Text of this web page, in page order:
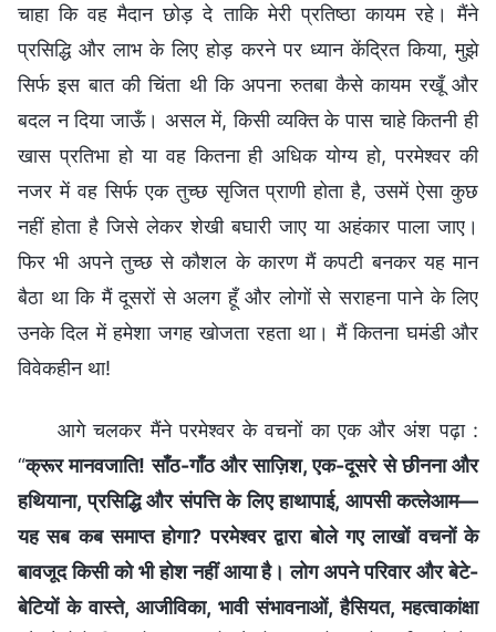
चाहा कि वह मैदान छोड़ दे ताकि मेरी प्रतिष्ठा कायम रहे। मैंने
प्रसिद्धि और लाभ के लिए होड़ करने पर ध्यान केंद्रित किया, मुझे
सिर्फ इस बात की चिंता थी कि अपना रुतबा कैसे कायम रखूँ और
बदल न दिया जाऊँ। असल में, किसी व्यक्ति के पास चाहे कितनी ही
खास प्रतिभा हो या वह कितना ही अधिक योग्य हो, परमेश्वर की
नजर में वह सिर्फ एक तुच्छ सृजित प्राणी होता है, उसमें ऐसा कुछ
नहीं होता है जिसे लेकर शेखी बघारी जाए या अहंकार पाला जाए।
फिर भी अपने तुच्छ से कौशल के कारण मैं कपटी बनकर यह मान
बैठा था कि मैं दूसरों से अलग हूँ और लोगों से सराहना पाने के लिए
उनके दिल में हमेशा जगह खोजता रहता था। मैं कितना घमंडी और
विवेकहीन था!
आगे चलकर मैंने परमेश्वर के वचनों का एक और अंश पढ़ा :
“क्रूर मानवजाति! साँठ-गाँठ और साज़िश, एक-दूसरे से छीनना और
हथियाना, प्रसिद्धि और संपत्ति के लिए हाथापाई, आपसी कत्लेआम—
यह सब कब समाप्त होगा? परमेश्वर द्वारा बोले गए लाखों वचनों के
बावजूद किसी को भी होश नहीं आया है। लोग अपने परिवार और बेटे-
बेटियों के वास्ते, आजीविका, भावी संभावनाओं, हैसियत, महत्वाकांक्षा